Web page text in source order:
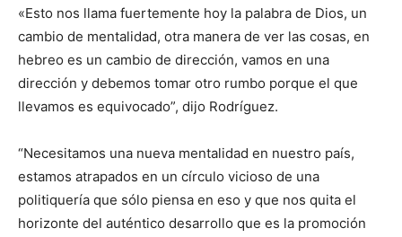
«Esto nos llama fuertemente hoy la palabra de Dios, un
cambio de mentalidad, otra manera de ver las cosas, en
hebreo es un cambio de dirección, vamos en una
dirección y debemos tomar otro rumbo porque el que
llevamos es equivocado”, dijo Rodríguez.
“Necesitamos una nueva mentalidad en nuestro país,
estamos atrapados en un círculo vicioso de una
politiquería que sólo piensa en eso y que nos quita el
horizonte del auténtico desarrollo que es la promoción